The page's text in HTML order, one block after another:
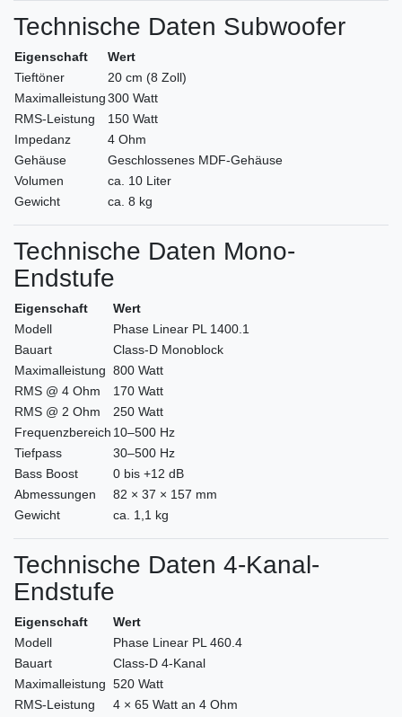
Technische Daten Subwoofer
Eigenschaft
Wert
Tieftöner
20 cm (8 Zoll)
Maximalleistung300 Watt
RMS-Leistung
150 Watt
Impedanz
4 Ohm
Gehäuse
Geschlossenes MDF-Gehäuse
Volumen
ca. 10 Liter
Gewicht
ca. 8 kg
Technische Daten Mono-
Endstufe
Eigenschaft
Wert
Modell
Phase Linear PL 1400.1
Bauart
Class-D Monoblock
Maximalleistung 800 Watt
RMS @ 4 Ohm
170 Watt
RMS @ 2 Ohm
250 Watt
Frequenzbereich 10–500 Hz
Tiefpass
30–500 Hz
Bass Boost
0 bis +12 dB
Abmessungen
82 × 37 × 157 mm
Gewicht
ca. 1,1 kg
Technische Daten 4-Kanal-
Endstufe
Eigenschaft
Wert
Modell
Phase Linear PL 460.4
Bauart
Class-D 4-Kanal
Maximalleistung 520 Watt
RMS-Leistung
4 × 65 Watt an 4 Ohm